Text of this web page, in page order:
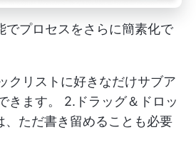
でプロセスをさらに簡素化で
クリストに好きなだけサブア
きます。 2. ドラッグ＆ドロッ
、ただ書き留めることも必要